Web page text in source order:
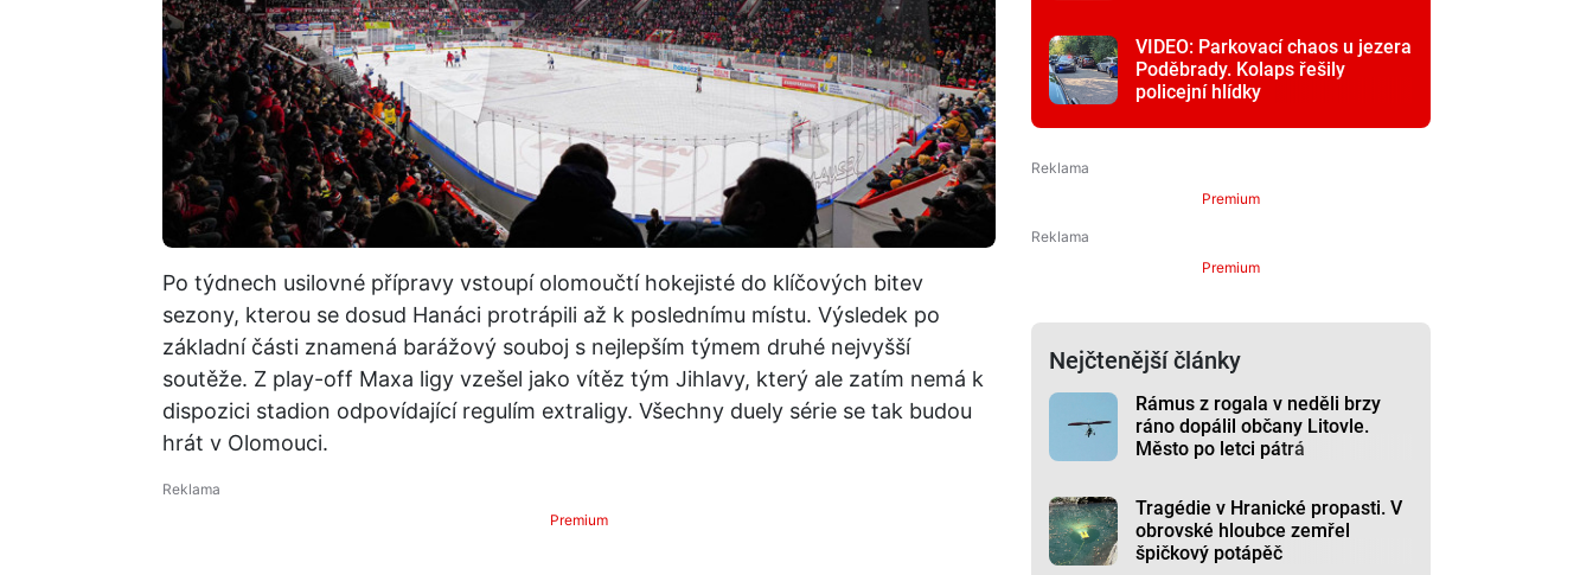
Po týdnech usilovné přípravy vstoupí olomoučtí hokejisté do klíčových bitev
sezony, kterou se dosud Hanáci protrápili až k poslednímu místu. Výsledek po
základní části znamená barážový souboj s nejlepším týmem druhé nejvyšší
soutěže. Z play-off Maxa ligy vzešel jako vítěz tým Jihlavy, který ale zatím nemá k
dispozici stadion odpovídající regulím extraligy. Všechny duely série se tak budou
hrát v Olomouci.
Premium
VIDEO: Parkovací chaos u jezera
Poděbrady. Kolaps řešily
policejní hlídky
Premium
Premium
Nejčtenější články
Rámus z rogala v neděli brzy
ráno dopálil občany Litovle.
Město po letci pátrá
Tragédie v Hranické propasti. V
obrovské hloubce zemřel
špičkový potápěč